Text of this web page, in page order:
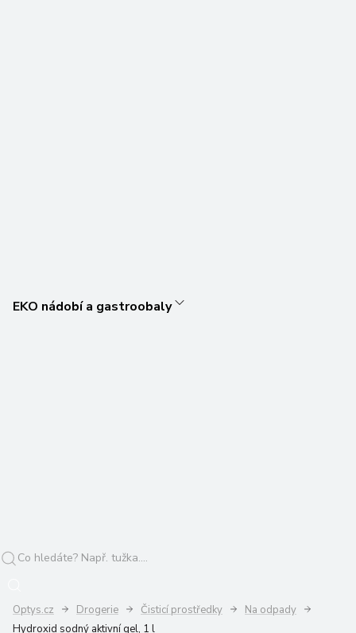
EKO nádobí a gastroobaly
Optys.cz Drogerie Čisticí prostředky
Na odpady
Hydroxid sodný aktivní gel, 1 l